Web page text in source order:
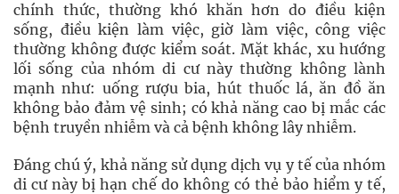
chính thức, thường khó khăn hơn do điều kiện
sống, điều kiện làm việc, giờ làm việc, công việc
thường không được kiểm soát. Mặt khác, xu hướng
lối sống của nhóm di cư này thường không lành
mạnh như: uống rượu bia, hút thuốc lá, ăn đồ ăn
không bảo đảm vệ sinh; có khả năng cao bị mắc các
bệnh truyền nhiễm và cả bệnh không lây nhiễm.
Đáng chú ý, khả năng sử dụng dịch vụ y tế của nhóm
di cư này bị hạn chế do không có thẻ bảo hiểm y tế,